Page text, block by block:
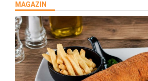
MAGAZIN